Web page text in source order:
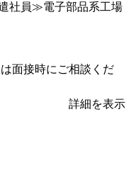
社員≫電子部品系工場
面接時にご相談くだ
詳細を表示